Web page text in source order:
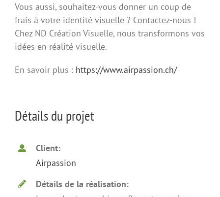
Vous aussi, souhaitez-vous donner un coup de
frais à votre identité visuelle ? Contactez-nous !
Chez ND Création Visuelle, nous transformons vos
idées en réalité visuelle.
En savoir plus : https://www.airpassion.ch/
Détails du projet
Client:
Airpassion
Détails de la réalisation: